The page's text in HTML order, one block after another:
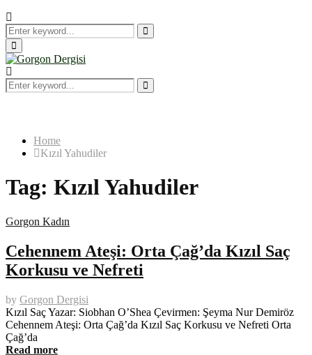
Search
for:
Search
Primary
Menu
Search
for:
Search
Home
Kızıl Yahudiler
Tag: Kızıl Yahudiler
Gorgon Kadın
Cehennem Ateşi: Orta Çağ’da Kızıl Saç
Korkusu ve Nefreti
by Gorgon Dergisi
Kızıl Saç Yazar: Siobhan O’Shea Çevirmen: Şeyma Nur Demiröz
Cehennem Ateşi: Orta Çağ’da Kızıl Saç Korkusu ve Nefreti Orta
Çağ’da
Read more